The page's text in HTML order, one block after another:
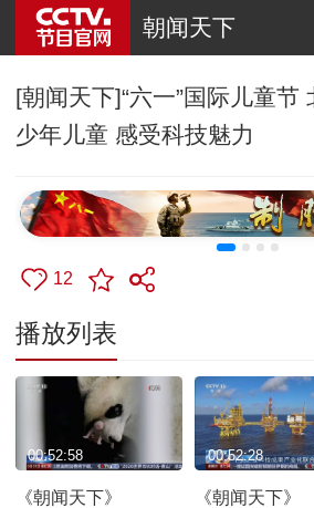
朝闻天下
[朝闻天下]“六一”国际儿童节
少年儿童 感受科技魅力
12
播放列表
《朝闻天下》
00:52:58
《朝闻天下》
00:52:28